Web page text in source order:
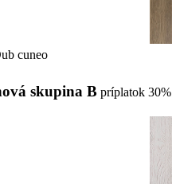
cuneo
skupina B príplatok 30%